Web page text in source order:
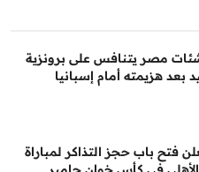
مصر يتنافس على برونزية
بعد هزيمته أمام إسبانيا
فتح باب حجز التذاكر لمباراة